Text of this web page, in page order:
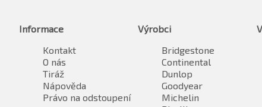
Informace
Kontakt
O nás
Tiráž
Nápověda
Právo na odstoupení
Výrobci
Bridgestone
Continental
Dunlop
Goodyear
Michelin